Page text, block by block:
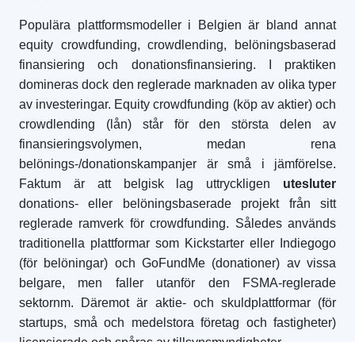
Populära plattformsmodeller i Belgien är bland annat
equity crowdfunding, crowdlending, belöningsbaserad
finansiering och donationsfinansiering. I praktiken
domineras dock den reglerade marknaden av olika typer
av investeringar. Equity crowdfunding (köp av aktier) och
crowdlending (lån) står för den största delen av
finansieringsvolymen, medan rena
belönings-/donationskampanjer är små i jämförelse.
Faktum är att belgisk lag uttryckligen utesluter
donations- eller belöningsbaserade projekt från sitt
reglerade ramverk för crowdfunding. Således används
traditionella plattformar som Kickstarter eller Indiegogo
(för belöningar) och GoFundMe (donationer) av vissa
belgare, men faller utanför den FSMA-reglerade
sektornm. Däremot är aktie- och skuldplattformar (för
startups, små och medelstora företag och fastigheter)